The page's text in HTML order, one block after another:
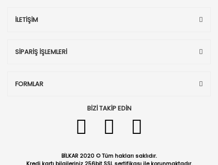
İLETİŞİM
SİPARİŞ İŞLEMLERİ
FORMLAR
BİZİ TAKİP EDİN
BİLKAR 2020 © Tüm hakları saklıdır.